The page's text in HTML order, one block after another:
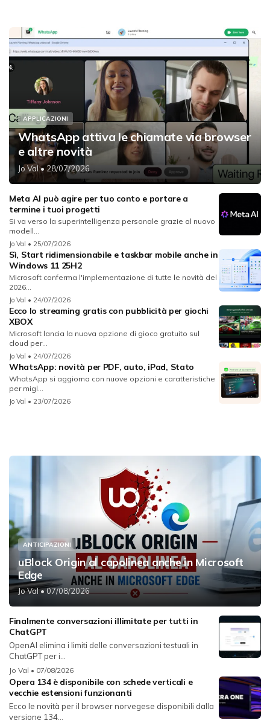
APPLICAZIONI
WhatsApp attiva le chiamate via browser
e altre novità
Jo Val• 28/07/2026
Meta AI può agire per tuo conto e portare a
termine i tuoi progetti
Si va verso la superintelligenza personale grazie al nuovo
modell...
Jo Val • 25/07/2026
Sì, Start ridimensionabile e taskbar mobile anche in
Windows 11 25H2
Microsoft conferma l'implementazione di tutte le novità del
2026...
Jo Val • 24/07/2026
Ecco lo streaming gratis con pubblicità per giochi
XBOX
Microsoft lancia la nuova opzione di gioco gratuito sul
cloud per...
Jo Val • 24/07/2026
WhatsApp: novità per PDF, auto, iPad, Stato
WhatsApp si aggiorna con nuove opzioni e caratteristiche
per migl...
Jo Val • 23/07/2026
ANTICIPAZIONI
uBlock Origin al capolinea anche in Microsoft
Edge
Jo Val• 07/08/2026
Finalmente conversazioni illimitate per tutti in
ChatGPT
OpenAI elimina i limiti delle conversazioni testuali in
ChatGPT per i...
Jo Val • 07/08/2026
Opera 134 è disponibile con schede verticali e
vecchie estensioni funzionanti
Ecco le novità per il browser norvegese disponibili dalla
versione 134...